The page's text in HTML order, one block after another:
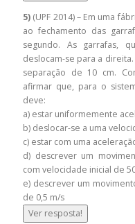
5) (UPF 2014) – Em uma
ao fechamento das
segundo. As garrafas,
deslocam-se para a
separação de 10 cm.
afirmar que, para o
deve:
a) estar uniformemente
b) deslocar-se a uma
c) estar com uma
d) descrever um
com velocidade inicial de
e) descrever um
de 0,5 m/s
Ver resposta!